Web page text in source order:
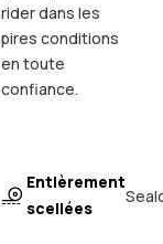
rider dans les
pires conditions
en toute
confiance.
Entièrement
scellées